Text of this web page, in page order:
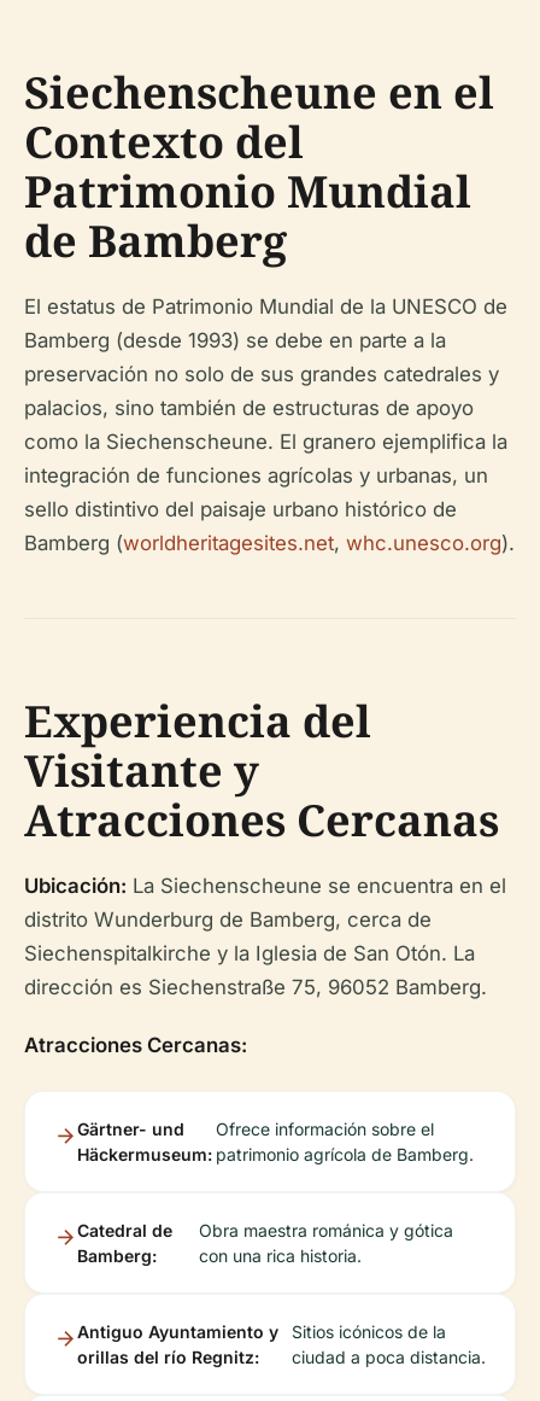
Siechenscheune en el
Contexto del
Patrimonio Mundial
de Bamberg
El estatus de Patrimonio Mundial de la UNESCO de
Bamberg (desde 1993) se debe en parte a la
preservación no solo de sus grandes catedrales y
palacios, sino también de estructuras de apoyo
como la Siechenscheune. El granero ejemplifica la
integración de funciones agrícolas y urbanas, un
sello distintivo del paisaje urbano histórico de
Bamberg (worldheritagesites.net, whc.unesco.org).
Experiencia del
Visitante y
Atracciones Cercanas
Ubicación: La Siechenscheune se encuentra en el
distrito Wunderburg de Bamberg, cerca de
Siechenspitalkirche y la Iglesia de San Otón. La
dirección es Siechenstraße 75, 96052 Bamberg.
Atracciones Cercanas:
Gärtner- und
Häckermuseum:
Ofrece información sobre el
patrimonio agrícola de Bamberg.
Catedral de
Bamberg:
Obra maestra románica y gótica
con una rica historia.
Antiguo Ayuntamiento y
orillas del río Regnitz:
Sitios icónicos de la
ciudad a poca distancia.